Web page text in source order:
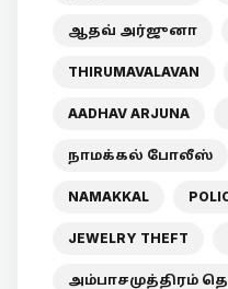
ஆதவ் அர்ஜுனா
THIRUMAVALAVAN
AADHAV ARJUNA
நாமக்கல் போலீஸ்
NAMAKKAL
JEWELRY THEFT
அம்பாசமுத்திரம்